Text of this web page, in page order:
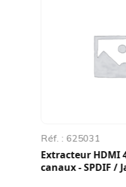
Réf. : 625031
Extracteur HDMI
canaux - SPDIF /